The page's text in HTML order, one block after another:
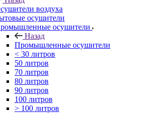
воздуха
осушители
осушители
Назад
Промышленные осушители
< 30 литров
50 литров
70 литров
80 литров
90 литров
100 литров
> 100 литров